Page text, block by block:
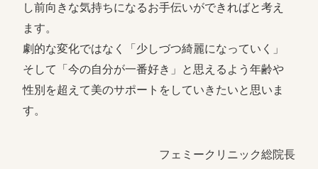
し前向きな気持ちになるお手伝いができればと考え
ます。
劇的な変化ではなく「少しづつ綺麗になっていく」
そして「今の自分が一番好き」と思えるよう年齢や
性別を超えて美のサポートをしていきたいと思いま
す。
フェミークリニック総院長